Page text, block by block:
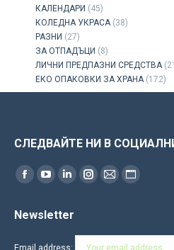
КАЛЕНДАРИ (45)
КОЛЕДНА УКРАСА (38)
РАЗНИ (27)
ЗА ОТПАДЪЦИ (8)
ЛИЧНИ ПРЕДПАЗНИ СРЕДСТВА
ЕКО ОПАКОВКИ ЗА ХРАНА (172)
СЛЕДВАЙТЕ НИ В
Find us on:
Facebook
opens
YouTube
opens
Linkedin
opens
Instagram
in
Mail
in
Website
in
Newsletter
Email address: